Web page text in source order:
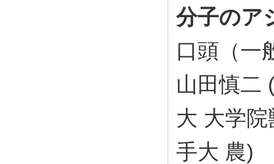
分子のア
口頭（一
山田慎二
大 大学
手大 農)